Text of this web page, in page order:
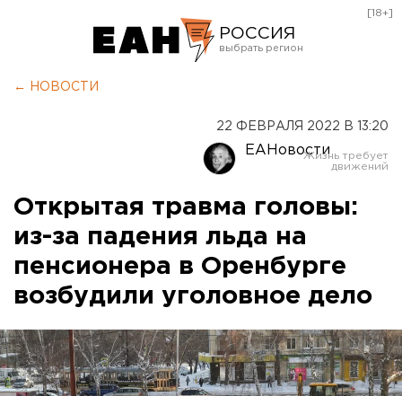
РОССИЯ
Оренбург
[18+]
← НОВОСТИ
22 ФЕВРАЛЯ 2022 В 13:20
ЕАНовости
Открытая травма головы:
из-за падения льда на
пенсионера в Оренбурге
возбудили уголовное дело